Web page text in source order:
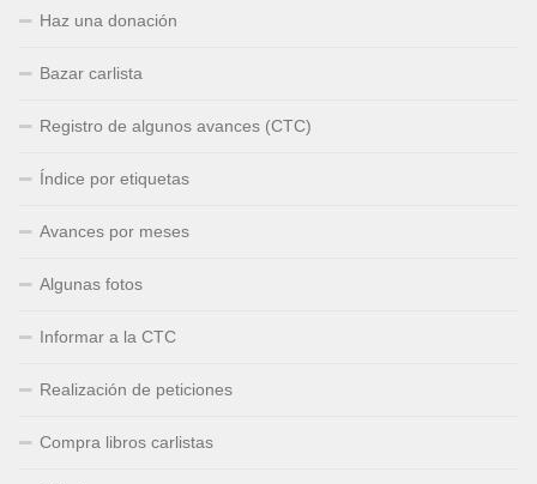
Haz una donación
Bazar carlista
Registro de algunos avances (CTC)
Índice por etiquetas
Avances por meses
Algunas fotos
Informar a la CTC
Realización de peticiones
Compra libros carlistas